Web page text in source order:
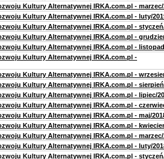
Kultury Alternatywnej IRKA.com.pl - marzec/
Kultury Alternatywnej IRKA.com.pl - luty/
Kultury Alternatywnej IRKA.com.pl -
Kultury Alternatywnej IRKA.com.pl -
Kultury Alternatywnej IRKA.com.pl -
Kultury Alternatywnej IRKA.com.pl -
Kultury Alternatywnej IRKA.com.pl -
Kultury Alternatywnej IRKA.com.pl -
Kultury Alternatywnej IRKA.com.pl - lipiec/
Kultury Alternatywnej IRKA.com.pl -
Kultury Alternatywnej IRKA.com.pl - maj/
Kultury Alternatywnej IRKA.com.pl -
Kultury Alternatywnej IRKA.com.pl - marzec/
Kultury Alternatywnej IRKA.com.pl - luty/
Kultury Alternatywnej IRKA.com.pl -